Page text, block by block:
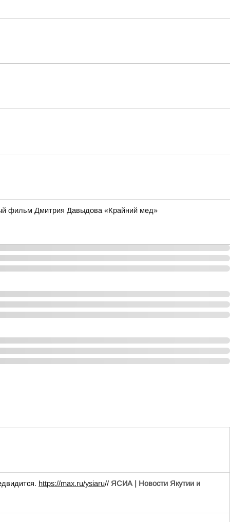
фильм Дмитрия Давыдова «Крайний мед»
https://max.ru/ysiaru// ЯСИА | Новости Якутии и